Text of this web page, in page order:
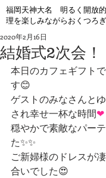
福岡天神大名 明るく開放
理を楽しみながらおくつろ
結婚式2次会！
2020年2月16日
本日のカフェギフト
す😊
ゲストのみなさんと
され幸せ一杯な時間❤
穏やかで素敵なパー
た✨✨
ご新婦様のドレスが
合いでした😍